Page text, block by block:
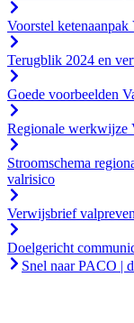
Voorstel
Terugblik 2024 en
Goede voorbeelden
Regionale werkwijze
Stroomschema
valrisico
Verwijsbrief
Doelgericht
Snel naar PACO |